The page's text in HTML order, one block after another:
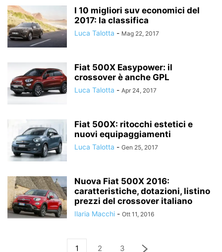
I 10 migliori suv economici del
2017: la classifica
Luca Talotta - Mag 22, 2017
Fiat 500X Easypower: il
crossover è anche GPL
Luca Talotta - Apr 24, 2017
Fiat 500X: ritocchi estetici e
nuovi equipaggiamenti
Luca Talotta - Gen 25, 2017
Nuova Fiat 500X 2016:
caratteristiche, dotazioni, listino
prezzi del crossover italiano
Ilaria Macchi - Ott 11, 2016
1 2 3